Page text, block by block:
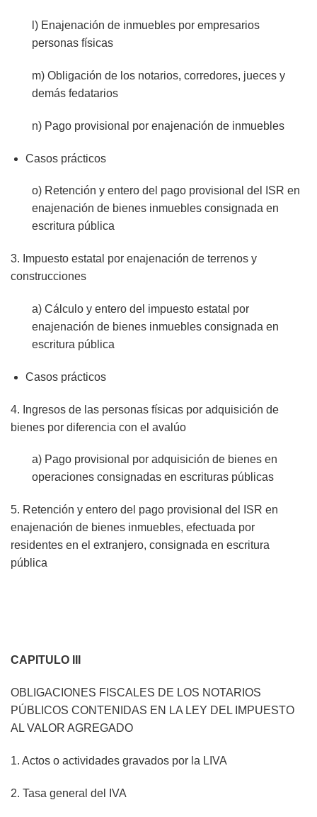
l) Enajenación de inmuebles por empresarios
personas físicas
m) Obligación de los notarios, corredores, jueces y
demás fedatarios
n) Pago provisional por enajenación de inmuebles
Casos prácticos
o) Retención y entero del pago provisional del ISR en
enajenación de bienes inmuebles consignada en
escritura pública
3. Impuesto estatal por enajenación de terrenos y
construcciones
a) Cálculo y entero del impuesto estatal por
enajenación de bienes inmuebles consignada en
escritura pública
Casos prácticos
4. Ingresos de las personas físicas por adquisición de
bienes por diferencia con el avalúo
a) Pago provisional por adquisición de bienes en
operaciones consignadas en escrituras públicas
5. Retención y entero del pago provisional del ISR en
enajenación de bienes inmuebles, efectuada por
residentes en el extranjero, consignada en escritura
pública
CAPITULO III
OBLIGACIONES FISCALES DE LOS NOTARIOS
PÚBLICOS CONTENIDAS EN LA LEY DEL IMPUESTO
AL VALOR AGREGADO
1. Actos o actividades gravados por la LIVA
2. Tasa general del IVA